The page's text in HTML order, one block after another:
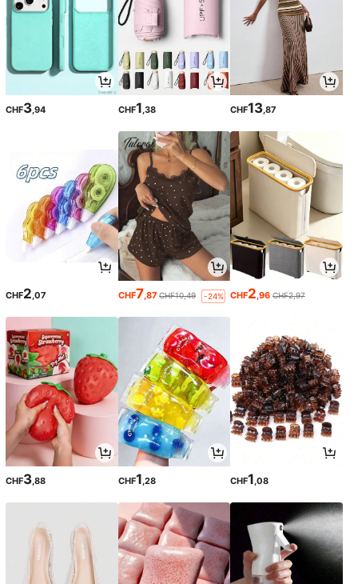
CHF3 ,94 CHF1 ,38 CHF13 ,87
CHF2,07 CHF7,87 CHF10,49 -24% CHF2,96 CHF2,97
CHF3,88 CHF1,28 CHF1,08